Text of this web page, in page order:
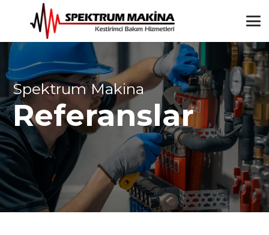
Spektrum Makina
Referanslar